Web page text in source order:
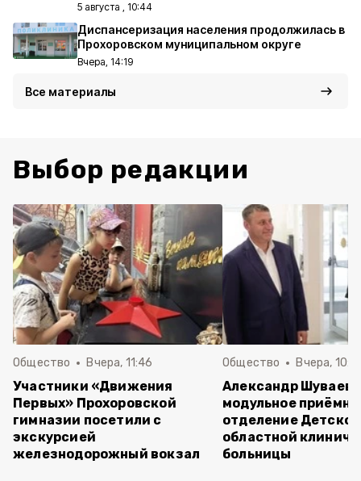
5 августа , 10:44
Диспансеризация населения продолжилась в
Прохоровском муниципальном округе
Вчера, 14:19
Все материалы
Выбор редакции
Общество Вчера, 11:46
Участники «Движения
Первых» Прохоровской
гимназии посетили с
экскурсией
железнодорожный вокзал
Общество Вчера,
Александр Шуваев
модульное
отделение Детской
областной
больницы